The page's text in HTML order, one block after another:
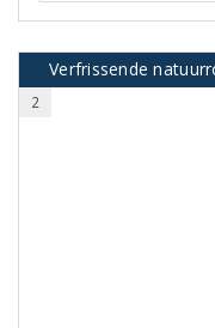
Verfrissende
2